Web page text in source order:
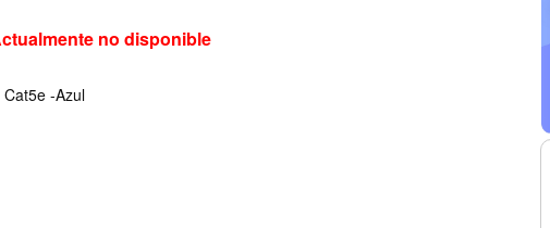
no disponible
Cat5e -Azul